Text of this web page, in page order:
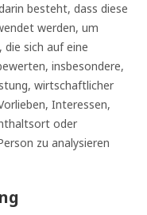
besteht, dass diese
werden, um
sich auf eine
insbesondere,
wirtschaftlicher
Interessen,
oder
zu analysieren